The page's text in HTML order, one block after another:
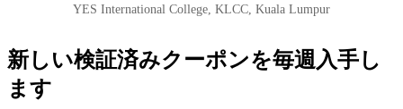
YES International College, KLCC, Kuala Lumpur
新しい検証済みクーポンを毎週入手し
ます